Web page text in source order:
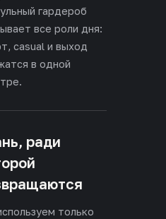
гардероб
все роли дня:
casual и выход
в одной
ради
только